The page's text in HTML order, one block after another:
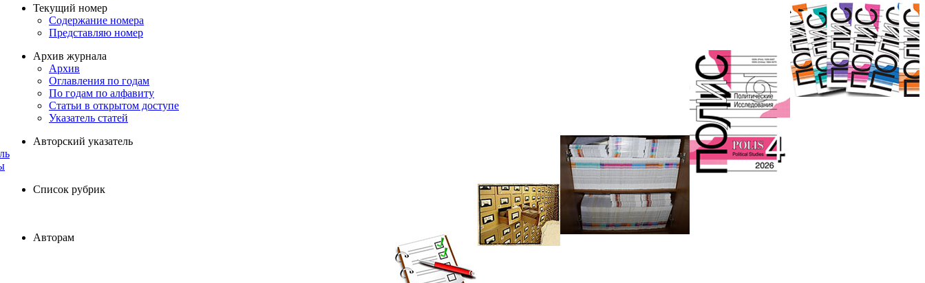
Текущий номер
Содержание номера
Представляю номер
Архив журнала
Архив
Оглавления по годам
По годам по алфавиту
Статьи в открытом доступе
Указатель статей
Авторский указатель
Список рубрик
Авторам